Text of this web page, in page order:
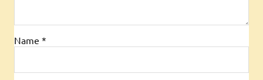
Name *